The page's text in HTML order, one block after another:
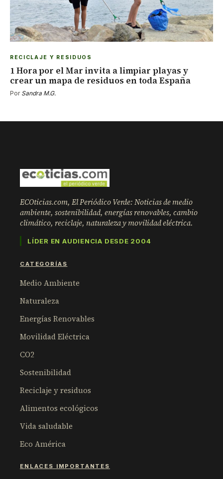
RECICLAJE Y RESIDUOS
1 Hora por el Mar invita a limpiar playas y
crear un mapa de residuos en toda España
Por Sandra M.G.
ECOticias.com, El Periódico Verde: Noticias de medio
ambiente, sostenibilidad, energías renovables, cambio
climático, reciclaje, naturaleza y movilidad eléctrica.
LÍDER EN AUDIENCIA DESDE 2004
CATEGORÍAS
Medio Ambiente
Naturaleza
Energías Renovables
Movilidad Eléctrica
CO2
Sostenibilidad
Reciclaje y residuos
Alimentos ecológicos
Vida saludable
Eco América
ENLACES IMPORTANTES